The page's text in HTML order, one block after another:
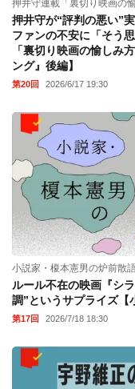
押井守連載「裏切り映画の愉
押井守が“評判の悪い”
ファンの不安に「そう
「裏切り映画の愉しみ
ング』後編】
第20回 2026/6/17 19:30
小説家・榎本憲男の炉前散
ルール不在の映画『シ
調”というサプライズ【
第17回 2026/7/18 18:30